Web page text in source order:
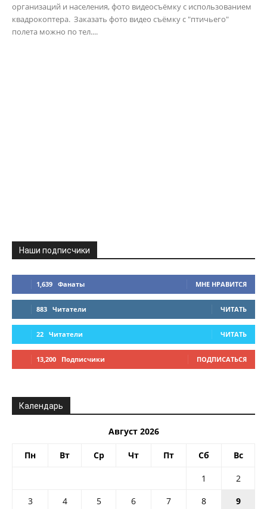
организаций и населения, фото видеосъёмку с использованием
квадрокоптера. Заказать фото видео съёмку с "птичьего"
полета можно по тел....
Наши подписчики
1,639 Фанаты МНЕ НРАВИТСЯ
883 Читатели ЧИТАТЬ
22 Читатели ЧИТАТЬ
13,200 Подписчики ПОДПИСАТЬСЯ
Календарь
Август 2026
Пн Вт Ср Чт Пт Сб Вс
1
2
3
4 5 6 7 8 9